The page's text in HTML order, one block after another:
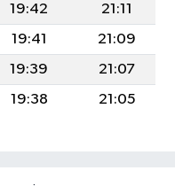
19:42
21:11
19:41
21:09
19:39
21:07
19:38 21:05